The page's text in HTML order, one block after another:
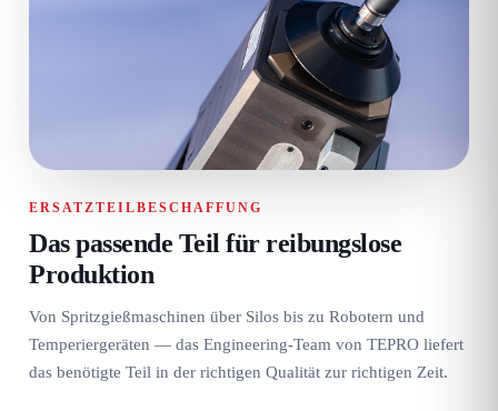
ERSATZTEILBESCHAFFUNG
Das passende Teil für reibungslose
Produktion
Von Spritzgießmaschinen über Silos bis zu Robotern und
Temperiergeräten — das Engineering-Team von TEPRO liefert
das benötigte Teil in der richtigen Qualität zur richtigen Zeit.